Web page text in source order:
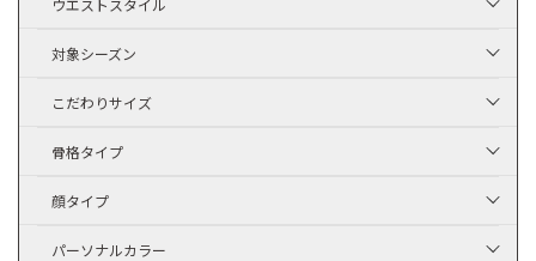
対象シーズン
こだわりサイズ
骨格タイプ
顔タイプ
パーソナルカラー